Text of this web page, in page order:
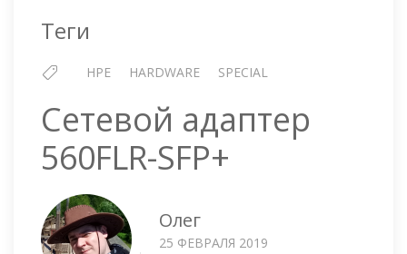
Теги
HPE HARDWARE SPECIAL
Сетевой адаптер
560FLR-SFP+
Олег
25 ФЕВРАЛЯ 2019